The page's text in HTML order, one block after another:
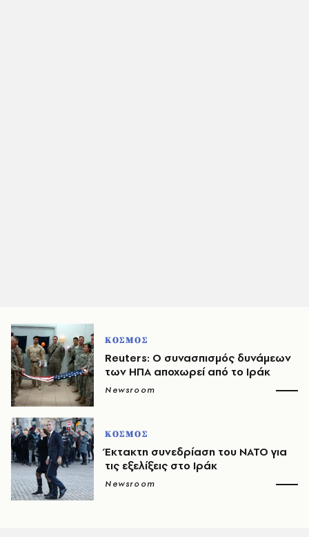
ΚΟΣΜΟΣ
Reuters: Ο συνασπισμός δυνάμεων
των ΗΠΑ αποχωρεί από το Ιράκ
Newsroom
ΚΟΣΜΟΣ
Έκτακτη συνεδρίαση του ΝΑΤΟ για
τις εξελίξεις στο Ιράκ
Newsroom